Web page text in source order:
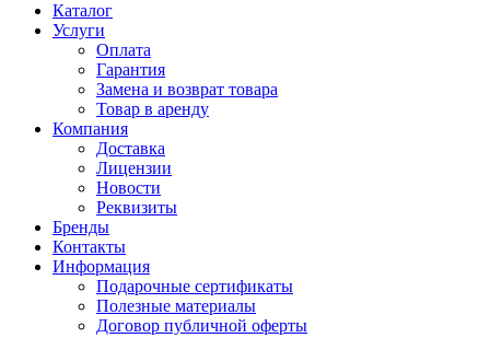
Каталог
Услуги
Оплата
Гарантия
Замена и возврат товара
Товар в аренду
Компания
Доставка
Лицензии
Новости
Реквизиты
Бренды
Контакты
Информация
Подарочные сертификаты
Полезные материалы
Договор публичной оферты